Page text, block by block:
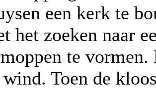
een kerk te
het zoeken naar
te
Toen de